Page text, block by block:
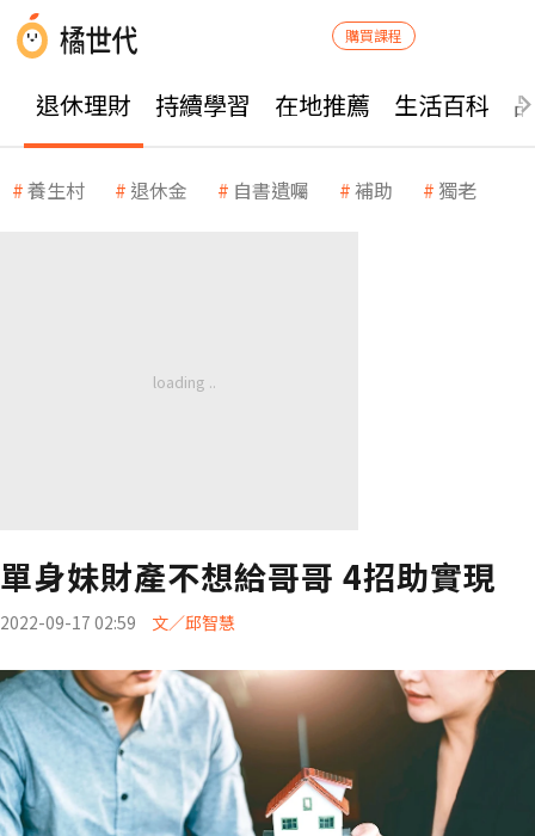
購買課程
退休理財 持續學習 在地推薦 生活百科
養生村 退休金 自書遺囑 補助 獨老
單身妹財產不想給哥哥 4招助實現
2022-09-17 02:59 文／邱智慧